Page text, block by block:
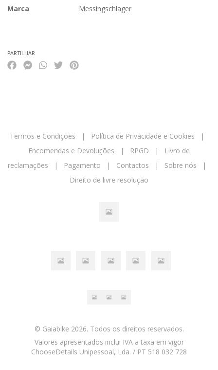
Marca
Messingschlager
PARTILHAR
Termos e Condições | Política de Privacidade e Cookies |
Encomendas e Devoluções | RPGD |
Livro de
reclamações | Pagamento | Contactos | Sobre nós |
Direito de livre resolução
© Gaiabike 2026. Todos os direitos reservados.
Valores apresentados inclui IVA a taxa em vigor
ChooseDetails Unipessoal, Lda. / PT 518 032 728